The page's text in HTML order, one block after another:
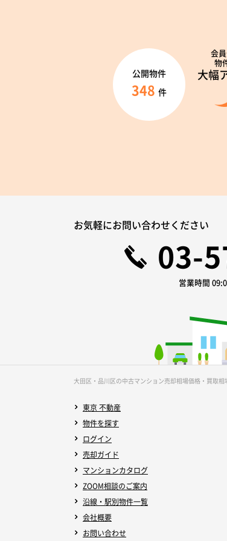
会
物
大幅
公開物件
348 件
お気軽にお問い合わせください
03-
営業時間
大田区・品川区の中古マンション売却相場価格・買取相
東京 不動産
物件を探す
ログイン
売却ガイド
マンションカタログ
ZOOM相談のご案内
沿線・駅別物件一覧
会社概要
お問い合わせ